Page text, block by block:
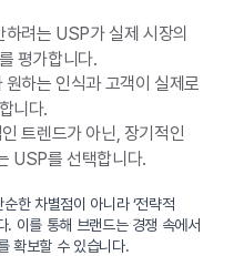
려는 USP가 실제 시장의
평가합니다.
하는 인식과 고객이 실제로
니다.
트렌드가 아닌, 장기적인
USP를 선택합니다.
한 차별점이 아니라 ‘전략적
. 이를 통해 브랜드는 경쟁 속에서
확보할 수 있습니다.